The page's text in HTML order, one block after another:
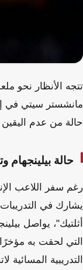
تتجه الأنظار نحو
حالة من عدم
حالة بيلينجهام
رغم سفر اللاعب
يشارك في
أثلتيك"، يواصل
التي لحقت به
التدريبية المسائية